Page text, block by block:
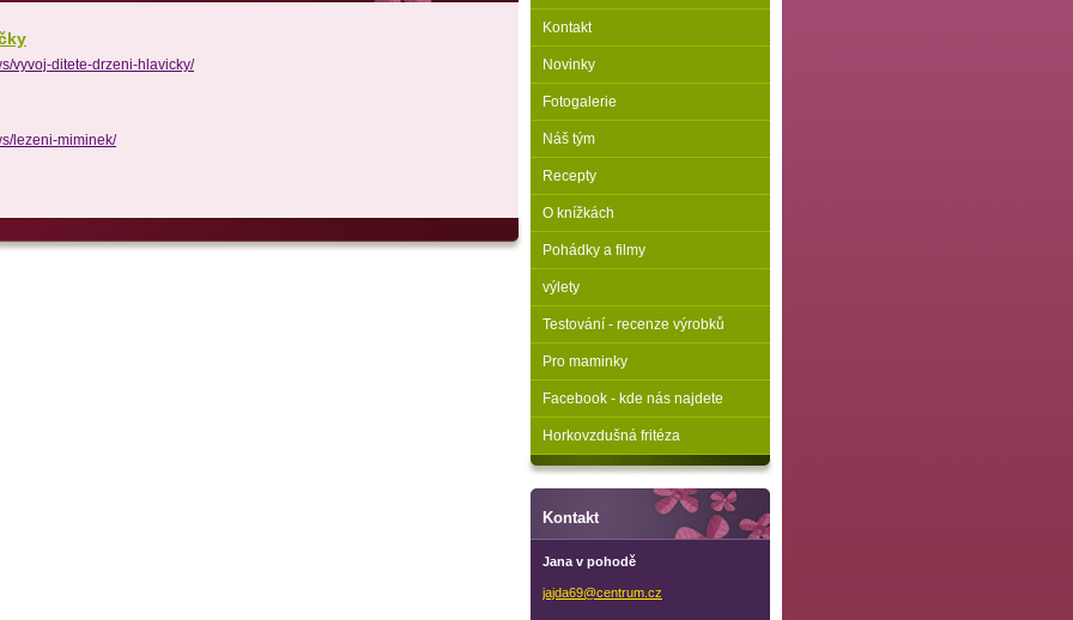
vyvoj-ditete-drzeni-hlavicky/
lezeni-miminek/
Kontakt
Novinky
Fotogalerie
Náš tým
Recepty
O knížkách
Pohádky a filmy
výlety
Testování - recenze výrobků
Pro maminky
Facebook - kde nás najdete
Horkovzdušná fritéza
Kontakt
Jana v pohodě
jajda69@centrum. cz